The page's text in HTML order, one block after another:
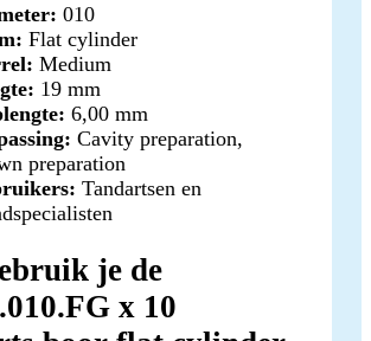
010
Flat cylinder
Medium
19 mm
6,00 mm
Cavity preparation,
preparation
Tandartsen en
je de
x 10